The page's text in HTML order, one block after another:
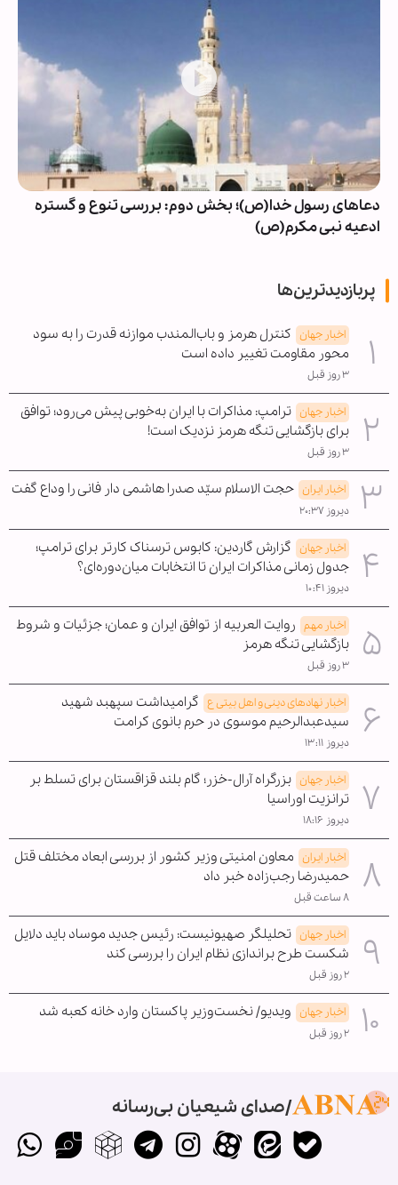
دعاهای رسول خدا(ص)؛ بخش دوم: بررسی تنوع و گستره
ادعیه نبی مکرم(ص)
پربازدیدترین‌ها
اخبار جهان کنترل هرمز و باب‌المندب موازنه قدرت را به سود
محور مقاومت تغییر داده است
۳ روز قبل
اخبار جهان ترامپ: مذاکرات با ایران به‌خوبی پیش می‌رود؛ توافق
برای بازگشایی تنگه هرمز نزدیک است!
۳ روز قبل
اخبار ایران حجت الاسلام سیّد صدرا هاشمی دار فانی را وداع گفت
دیروز ۲۰:۳۷
اخبار جهان گزارش گاردین: کابوس ترسناک کارتر برای ترامپ؛
جدول زمانی مذاکرات ایران تا انتخابات میان‌دوره‌ای؟
دیروز ۱۰:۴۱
اخبار مهم روایت العربیه از توافق ایران و عمان؛ جزئیات و شروط
بازگشایی تنگه هرمز
۳ روز قبل
اخبار نهادهای دینی و اهل بیتی ع گرامیداشت سپهبد شهید
سیدعبدالرحیم موسوی در حرم بانوی کرامت
دیروز ۱۳:۱۱
اخبار جهان بزرگراه آرال-خزر؛ گام بلند قزاقستان برای تسلط بر
ترانزیت اوراسیا
دیروز ۱۸:۱۶
اخبار ایران معاون امنیتی وزیر کشور از بررسی ابعاد مختلف قتل
حمیدرضا رجب‌زاده خبر داد
۸ ساعت قبل
اخبار جهان تحلیلگر صهیونیست: رئیس جدید موساد باید دلایل
شکست طرح براندازی نظام ایران را بررسی کند
۲ روز قبل
اخبار جهان ویدیو/ نخست‌وزیر پاکستان وارد خانه کعبه شد
۲ روز قبل
صدای شیعیان بی‌رسانه